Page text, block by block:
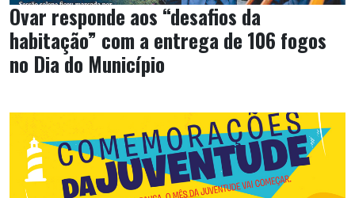
Ovar responde aos “desafios da
habitação” com a entrega de 106 fogos
no Dia do Município